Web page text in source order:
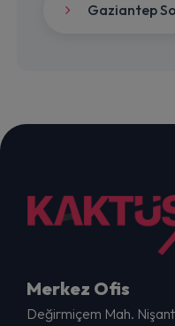
Gaziantep
Merkez Ofis
Değirmiçem Mah.